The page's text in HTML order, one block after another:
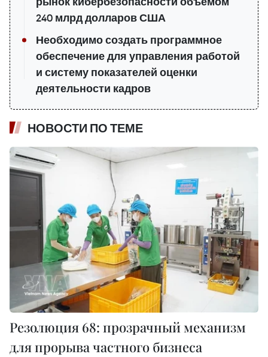
240 млрд долларов США
Необходимо создать программное
обеспечение для управления работой
и систему показателей оценки
деятельности кадров
НОВОСТИ ПО ТЕМЕ
Резолюция 68: прозрачный механизм
для прорыва частного бизнеса